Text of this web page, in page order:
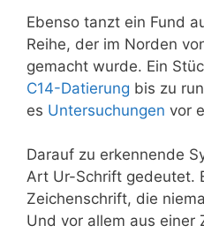
Ebenso tanzt ein Fund
Reihe, der im Norden
gemacht wurde. Ein
C14-Datierung bis zu
es Untersuchungen vor
Darauf zu erkennende
Art Ur-Schrift gedeutet.
Zeichenschrift, die
Und vor allem aus einer